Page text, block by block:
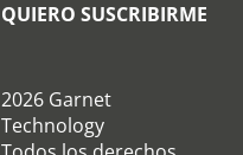
QUIERO SUSCRIBIRME
2026 Garnet
Technology